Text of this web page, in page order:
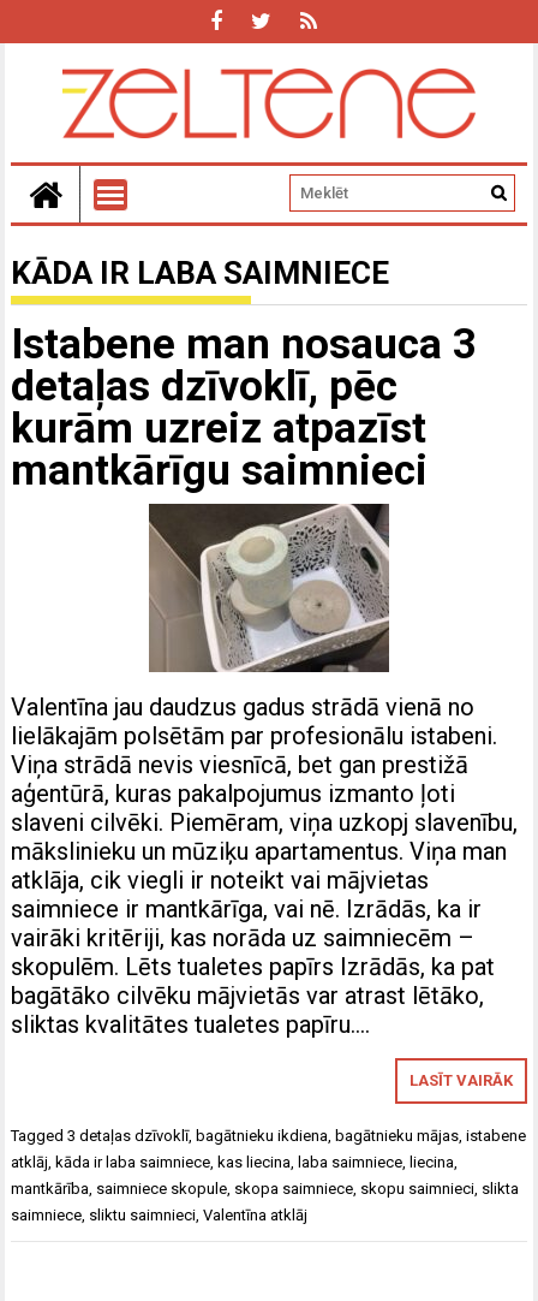
KĀDA IR LABA SAIMNIECE
Istabene man nosauca 3
detaļas dzīvoklī, pēc
kurām uzreiz atpazīst
mantkārīgu saimnieci
Valentīna jau daudzus gadus strādā vienā no
lielākajām polsētām par profesionālu istabeni.
Viņa strādā nevis viesnīcā, bet gan prestižā
aģentūrā, kuras pakalpojumus izmanto ļoti
slaveni cilvēki. Piemēram, viņa uzkopj slavenību,
mākslinieku un mūziķu apartamentus. Viņa man
atklāja, cik viegli ir noteikt vai mājvietas
saimniece ir mantkārīga, vai nē. Izrādās, ka ir
vairāki kritēriji, kas norāda uz saimniecēm –
skopulēm. Lēts tualetes papīrs Izrādās, ka pat
bagātāko cilvēku mājvietās var atrast lētāko,
sliktas kvalitātes tualetes papīru….
LASĪT VAIRĀK
Tagged3 detaļas dzīvoklī,bagātnieku ikdiena ,bagātnieku mājas ,istabene
atklāj ,kāda ir laba saimniece ,kas liecina ,laba saimniece ,liecina
mantkārība saimniece skopule skopa saimniece skopu saimnieci slikta
saimniece sliktu saimnieci ,Valentīna atklāj